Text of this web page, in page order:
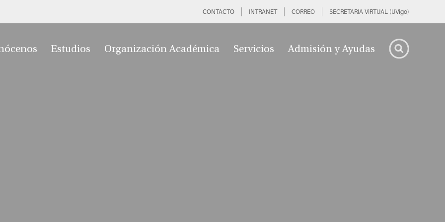
CONTACTO INTRANET CORREO SECRETARIA VIRTUAL (UVigo)
Estudios Organización Académica Servicios Admisión y Ayudas